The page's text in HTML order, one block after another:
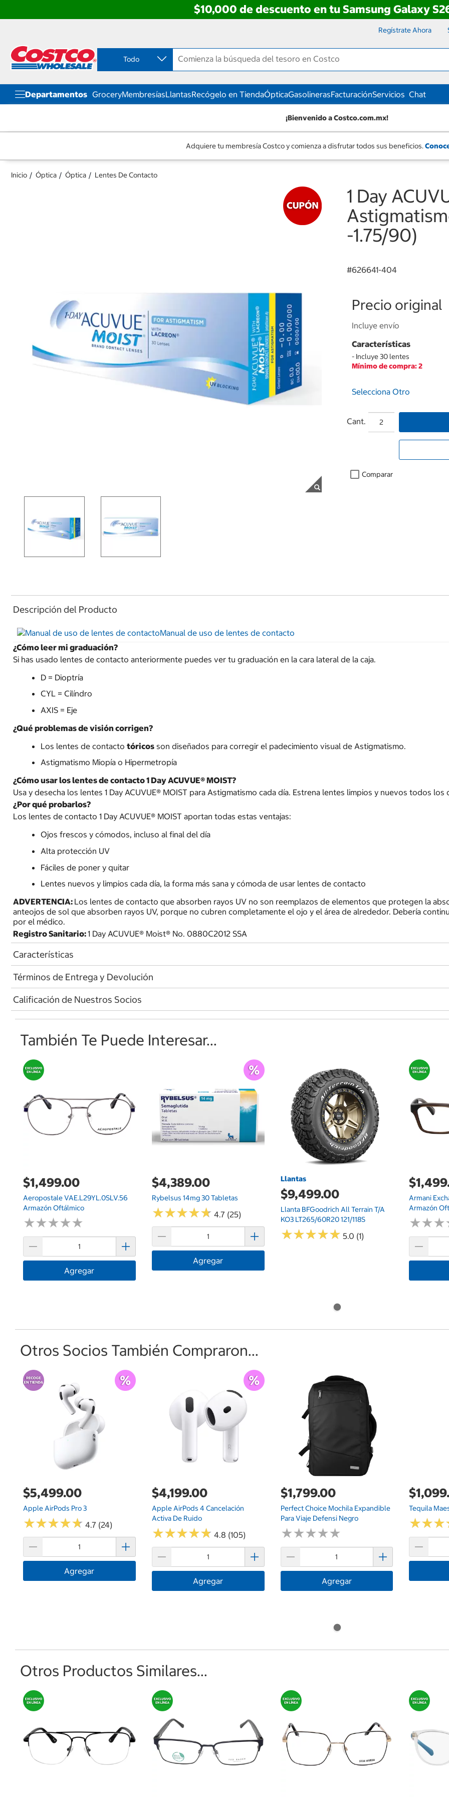
$10,000 de descuento en tu Samsung Galaxy
contenido
menú
navegación
Regístrate Ahora
Todo
Departamentos GroceryMembresíasLlantasRecógelo en TiendaÓpticaGasolinerasFacturaciónServicios Chat
¡Bienvenido a Costco.com.mx!
Adquiere tu membresía Costco y comienza a disfrutar todos sus beneficios.
Inicio Óptica Óptica Lentes De Contacto
1 Day
-1.75/90)
#626641-404
Precio original
Incluye envío
Características
- Incluye 30 lentes
Mínimo de compra: 2
Selecciona Otro
Cant.
Comparar
Descripción del Producto
Manual de uso de lentes de contacto
¿Cómo leer mi graduación?
Si has usado lentes de contacto anteriormente puedes ver tu graduación en la cara lateral de la caja.
D = Dioptría
CYL = Cilíndro
AXIS = Eje
¿Qué problemas de visión corrigen?
Los lentes de contactotóricos son diseñados para corregir el padecimiento visual de Astigmatismo.
Astigmatismo Miopía o Hipermetropía
¿Cómo usar los lentes de contacto 1 Day ACUVUE® MOIST?
Usa y desecha los lentes 1 Day ACUVUE® MOIST para Astigmatismo cada día. Estrena lentes limpios y nuevos todos los
¿Por qué probarlos?
Los lentes de contacto 1 Day ACUVUE® MOIST aportan todas estas ventajas:
Ojos frescos y cómodos, incluso al final del día
Alta protección UV
Fáciles de poner y quitar
Lentes nuevos y limpios cada día, la forma más sana y cómoda de usar lentes de contacto
ADVERTENCIA: Los lentes de contacto que absorben rayos UV no son reemplazos de elementos que protegen la
anteojos de sol que absorben rayos UV, porque no cubren completamente el ojo y el área de alrededor. Debería
por el médico.
Registro Sanitario:1 Day ACUVUE® Moist® No. 0880C2012 SSA
Características
Términos de Entrega y Devolución
Calificación de Nuestros Socios
También Te Puede Interesar...
$1,499.00
Aeropostale VAE.L29YL.0SLV.56
Armazón Oftálmico
★★★★★
★★★★★
Agregar
$4,389.00
Rybelsus 14mg 30 Tabletas
★★★★★
★★★★★ 4.7 (25)
Agregar
Llantas
$9,499.00
Llanta BFGoodrich All Terrain T/A
KO3 LT265/60R20 121/118S
★★★★★
★★★★★ 5.0 (1)
Armani
Armazón
★★★
★★★
Otros Socios También Compraron...
$5,499.00
Apple AirPods Pro 3
★★★★★
★★★★★ 4.7 (24)
Agregar
$4,199.00
Apple AirPods 4 Cancelación
Activa De Ruido
★★★★★
★★★★★ 4.8 (105)
Agregar
$1,799.00
Perfect Choice Mochila Expandible
Para Viaje Defensi Negro
★★★★★
★★★★★
Agregar
Tequila
★★★
★★★
Otros Productos Similares...